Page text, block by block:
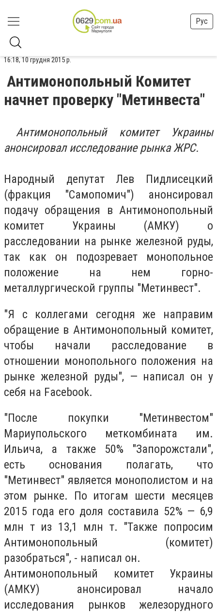
Рус
16:18, 10 грудня 2015 р.
Антимонопольный Комитет
начнет проверку "Метинвеста"
Антимонопольный комитет Украины
анонсировал исследование рынка ЖРС.
Народный депутат Лев Пидлисецкий
(фракция "Самопомич") анонсировал
подачу обращения в Антимонопольный
комитет Украины (АМКУ) о
расследовании на рынке железной руды,
так как он подозревает монопольное
положение на нем горно-
металлургической группы "Метинвест".
"Я с коллегами сегодня же направим
обращение в Антимонопольный комитет,
чтобы начали расследование в
отношении монопольного положения на
рынке железной руды", — написал он у
себя на Facebook.
"После покупки "Метинвестом"
Мариупольского меткомбината им.
Ильича, а также 50% "Запорожстали",
есть основания полагать, что
"Метинвест" является монополистом и на
этом рынке. По итогам шести месяцев
2015 года его доля составила 52% — 6,9
млн т из 13,1 млн т. "Также попросим
Антимонопольный (комитет)
разобраться", - написал он.
Антимонопольный комитет Украины
(АМКУ) анонсировал начало
исследования рынков железорудного